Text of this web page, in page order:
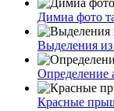
Димиа фото
Выделения из
Определение
Красные